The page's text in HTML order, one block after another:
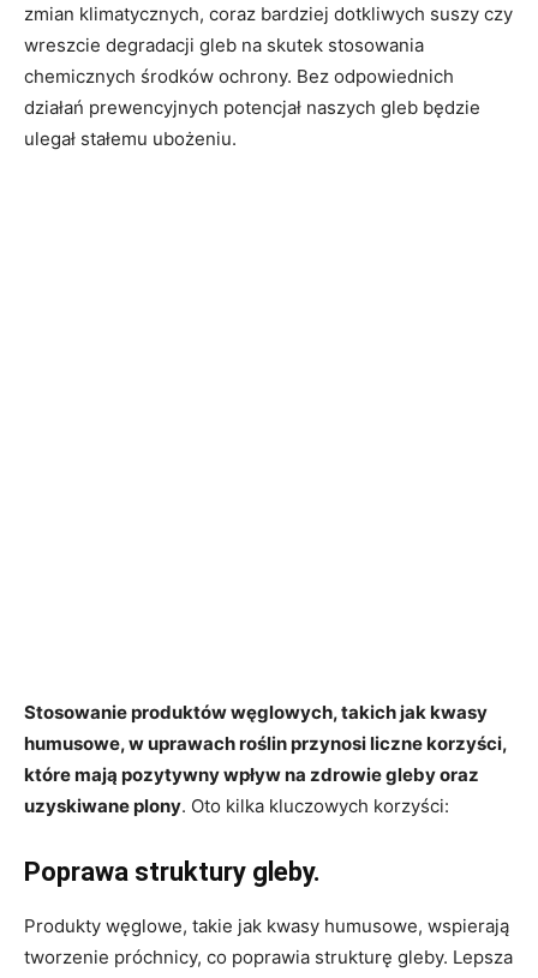
zmian klimatycznych, coraz bardziej dotkliwych suszy czy
wreszcie degradacji gleb na skutek stosowania
chemicznych środków ochrony. Bez odpowiednich
działań prewencyjnych potencjał naszych gleb będzie
ulegał stałemu ubożeniu.
Stosowanie produktów węglowych, takich jak kwasy
humusowe, w uprawach roślin przynosi liczne korzyści,
które mają pozytywny wpływ na zdrowie gleby oraz
uzyskiwane plony. Oto kilka kluczowych korzyści:
Poprawa struktury gleby.
Produkty węglowe, takie jak kwasy humusowe, wspierają
tworzenie próchnicy, co poprawia strukturę gleby. Lepsza